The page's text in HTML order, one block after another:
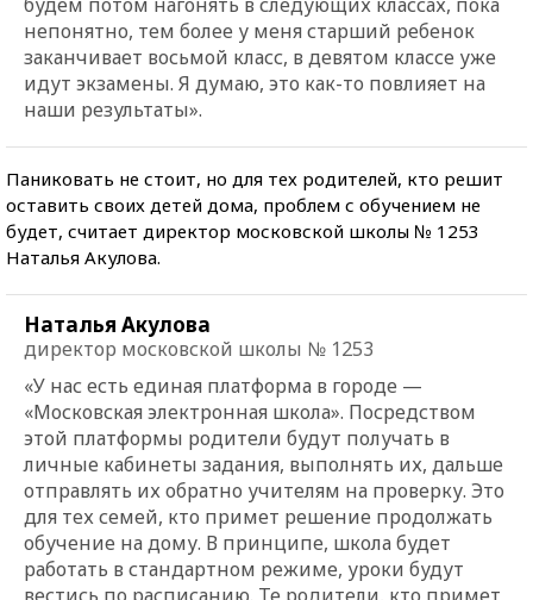
непонятно, тем более у меня старший ребенок
заканчивает восьмой класс, в девятом классе уже
идут экзамены. Я думаю, это как-то повлияет на
наши результаты».
Паниковать не стоит, но для тех родителей, кто решит
оставить своих детей дома, проблем с обучением не
будет, считает директор московской школы № 1253
Наталья Акулова.
Наталья Акулова
директор московской школы № 1253
«У нас есть единая платформа в городе —
«Московская электронная школа». Посредством
этой платформы родители будут получать в
личные кабинеты задания, выполнять их, дальше
отправлять их обратно учителям на проверку. Это
для тех семей, кто примет решение продолжать
обучение на дому. В принципе, школа будет
работать в стандартном режиме, уроки будут